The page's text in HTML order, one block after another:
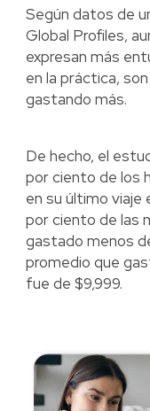
Según datos de
Global Profiles,
expresan más
en la práctica,
gastando más.
De hecho, el
por ciento de los
en su último viaje
por ciento de las
gastado menos
promedio que
fue de $9,999.